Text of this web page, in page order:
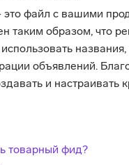
файл с вашими
таким образом, что
названия,
объявлений.
и настраивать
товарный фид?